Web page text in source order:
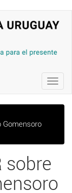
Gomensoro
sobre